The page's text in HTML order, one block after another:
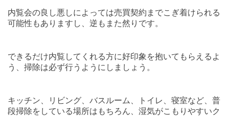
内覧会の良し悪しによっては売買契約までこぎ着けられる
可能性もありますし、逆もまた然りです。
できるだけ内覧してくれる方に好印象を抱いてもらえるよ
う、掃除は必ず行うようにしましょう。
キッチン、リビング、バスルーム、トイレ、寝室など、普
段掃除をしている場所はもちろん、湿気がこもりやすいク